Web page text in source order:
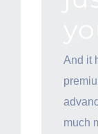
And it
much